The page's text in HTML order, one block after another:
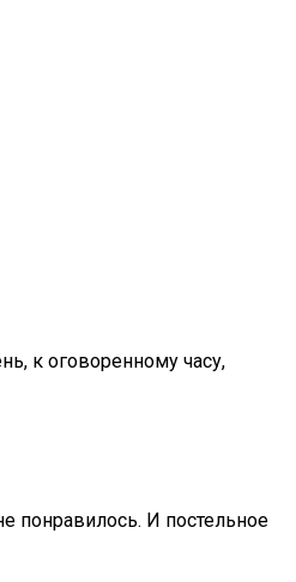
к оговоренному часу,
понравилось. И постельное